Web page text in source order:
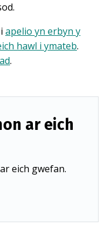
apelio yn erbyn y
hawl i ymateb.
.
ar eich
eich gwefan.